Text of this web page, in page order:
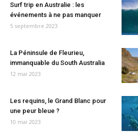
Surf trip en Australie : les
événements à ne pas manquer
5 septembre 2023
La Péninsule de Fleurieu,
immanquable du South Australia
12 mai 2023
Les requins, le Grand Blanc pour
une peur bleue ?
10 mai 2023